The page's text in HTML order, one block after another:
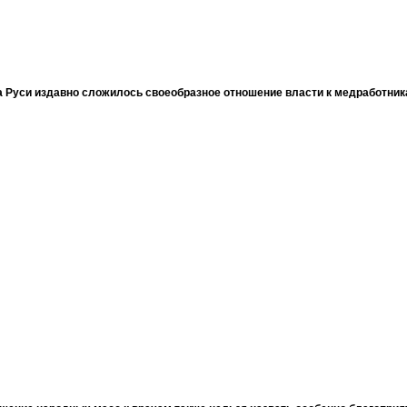
Руси издавно сложилось своеобразное отношение власти к